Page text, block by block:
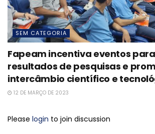
SEM CATEGORIA
Fapeam incentiva eventos
resultados de pesquisas e
intercâmbio científico e
12 DE MARÇO DE 2023
Please login to join discussion